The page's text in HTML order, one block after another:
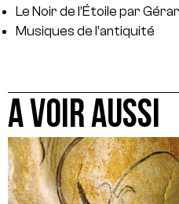
Le Noir de l’Étoile par
Musiques de l’antiquité
A VOIR AUSSI